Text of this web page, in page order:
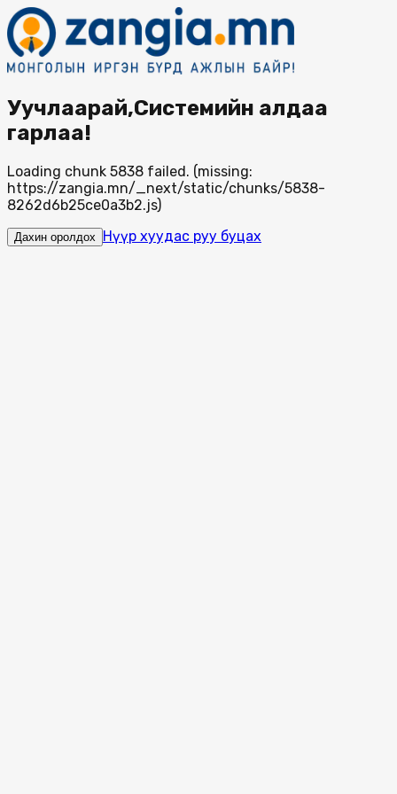
Уучлаарай,Системийн алдаа
гарлаа!
Loading chunk 5838 failed. (missing:
https://zangia.mn/_next/static/chunks/5838-
8262d6b25ce0a3b2.js)
Дахин оролдох Нүүр хуудас руу буцах